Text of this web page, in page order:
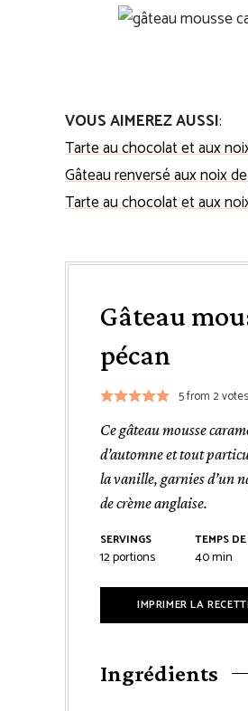
VOUS AIMEREZ AUSSI:
Tarte au chocolat et aux
Gâteau renversé aux noix
Tarte au chocolat et aux
Gâteau
pécan
5from 2votes
Ce gâteau mousse
d’automne et tout
la vanille, garnies d’un
de crème anglaise.
SERVINGS
12portions
TEMPS
40minutes
min
IMPRIMER LA
Ingrédients